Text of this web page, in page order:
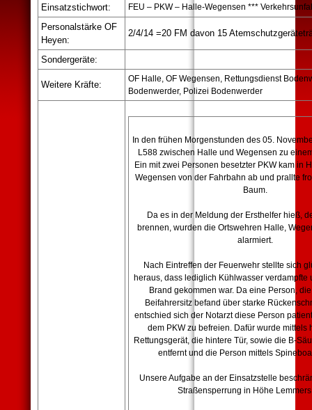
Einsatzstichwort: FEU – PKW – Halle-Wegensen ***
Personalstärke OF
Heyen:
2/4/14 =20 FM davon 15
Sondergeräte:
Weitere Kräfte:
OF Halle, OF Wegensen, Rettungsdienst
Bodenwerder, Polizei Bodenwerder
In den frühen Morgenstunden des 05.
L588 zwischen Halle und Wegensen zu
Ein mit zwei Personen besetzter PKW kam in
Wegensen von der Fahrbahn ab und prallte
Baum.
Da es in der Meldung der Ersthelfer hieß,
brennen, wurden die Ortswehren Halle,
alarmiert.
Nach Eintreffen der Feuerwehr stellte sich
heraus, dass lediglich Kühlwasser verdampfte
Brand gekommen war. Da eine Person,
Beifahrersitz befand über starke
entschied sich der Notarzt diese Person
dem PKW zu befreien. Dafür wurde mittels
Rettungsgerät, die hintere Tür, sowie die B-
entfernt und die Person mittels
Unsere Aufgabe an der Einsatzstelle
Straßensperrung in Höhe